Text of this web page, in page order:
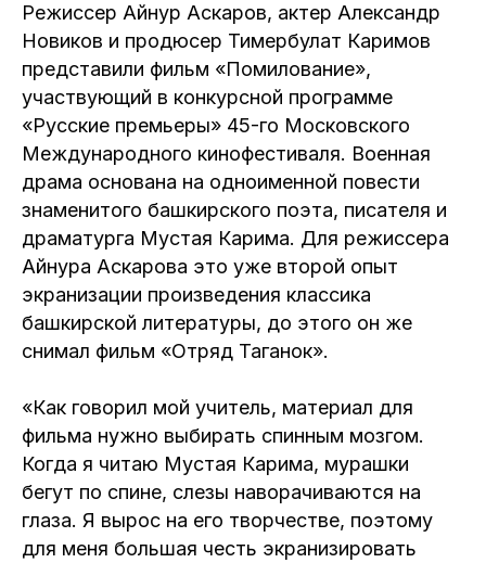
Режиссер Айнур Аскаров, актер Александр
Новиков и продюсер Тимербулат Каримов
представили фильм «Помилование»,
участвующий в конкурсной программе
«Русские премьеры» 45-го Московского
Международного кинофестиваля. Военная
драма основана на одноименной повести
знаменитого башкирского поэта, писателя и
драматурга Мустая Карима. Для режиссера
Айнура Аскарова это уже второй опыт
экранизации произведения классика
башкирской литературы, до этого он же
снимал фильм «Отряд Таганок».
«Как говорил мой учитель, материал для
фильма нужно выбирать спинным мозгом.
Когда я читаю Мустая Карима, мурашки
бегут по спине, слезы наворачиваются на
глаза. Я вырос на его творчестве, поэтому
для меня большая честь экранизировать